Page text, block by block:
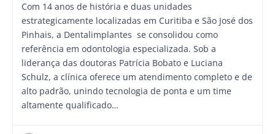
Com 14 anos de história e duas unidades
estrategicamente localizadas em Curitiba e São José dos
Pinhais, a Dentalimplantes se consolidou como
referência em odontologia especializada. Sob a
liderança das doutoras Patrícia Bobato e Luciana
Schulz, a clínica oferece um atendimento completo e de
alto padrão, unindo tecnologia de ponta e um time
altamente qualificado…